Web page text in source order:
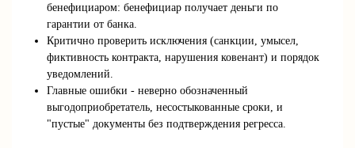
бенефициаром: бенефициар получает деньги по
гарантии от банка.
Критично проверить исключения (санкции, умысел,
фиктивность контракта, нарушения ковенант) и порядок
уведомлений.
Главные ошибки - неверно обозначенный
выгодоприобретатель, несостыкованные сроки, и
"пустые" документы без подтверждения регресса.